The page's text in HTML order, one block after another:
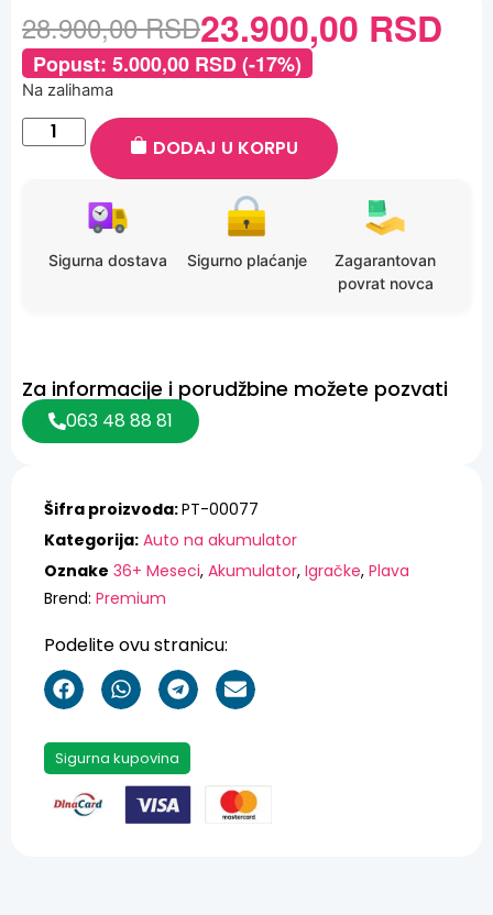
Šifra proizvoda:PT-00077
Kategorija: Auto na akumulator
Oznake 36+ Meseci, Akumulator, Igračke, Plava
Brend: Premium
Podelite ovu stranicu:
Sigurna kupovina
28.900,00RSD23.900,00 RSD
Popust: 5.000,00 RSD(-17%)
Na zalihama
DODAJ U KORPU
Sigurna dostava Sigurno plaćanje
Zagarantovan
povrat novca
Za informacije i porudžbine možete pozvati
063 48 88 81